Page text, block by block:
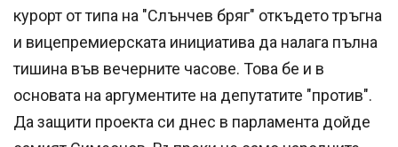
курорт от типа на "Слънчев бряг" откъдето тръгна
и вицепремиерската инициатива да налага пълна
тишина във вечерните часове. Това бе и в
основата на аргументите на депутатите "против".
Да защити проекта си днес в парламента дойде